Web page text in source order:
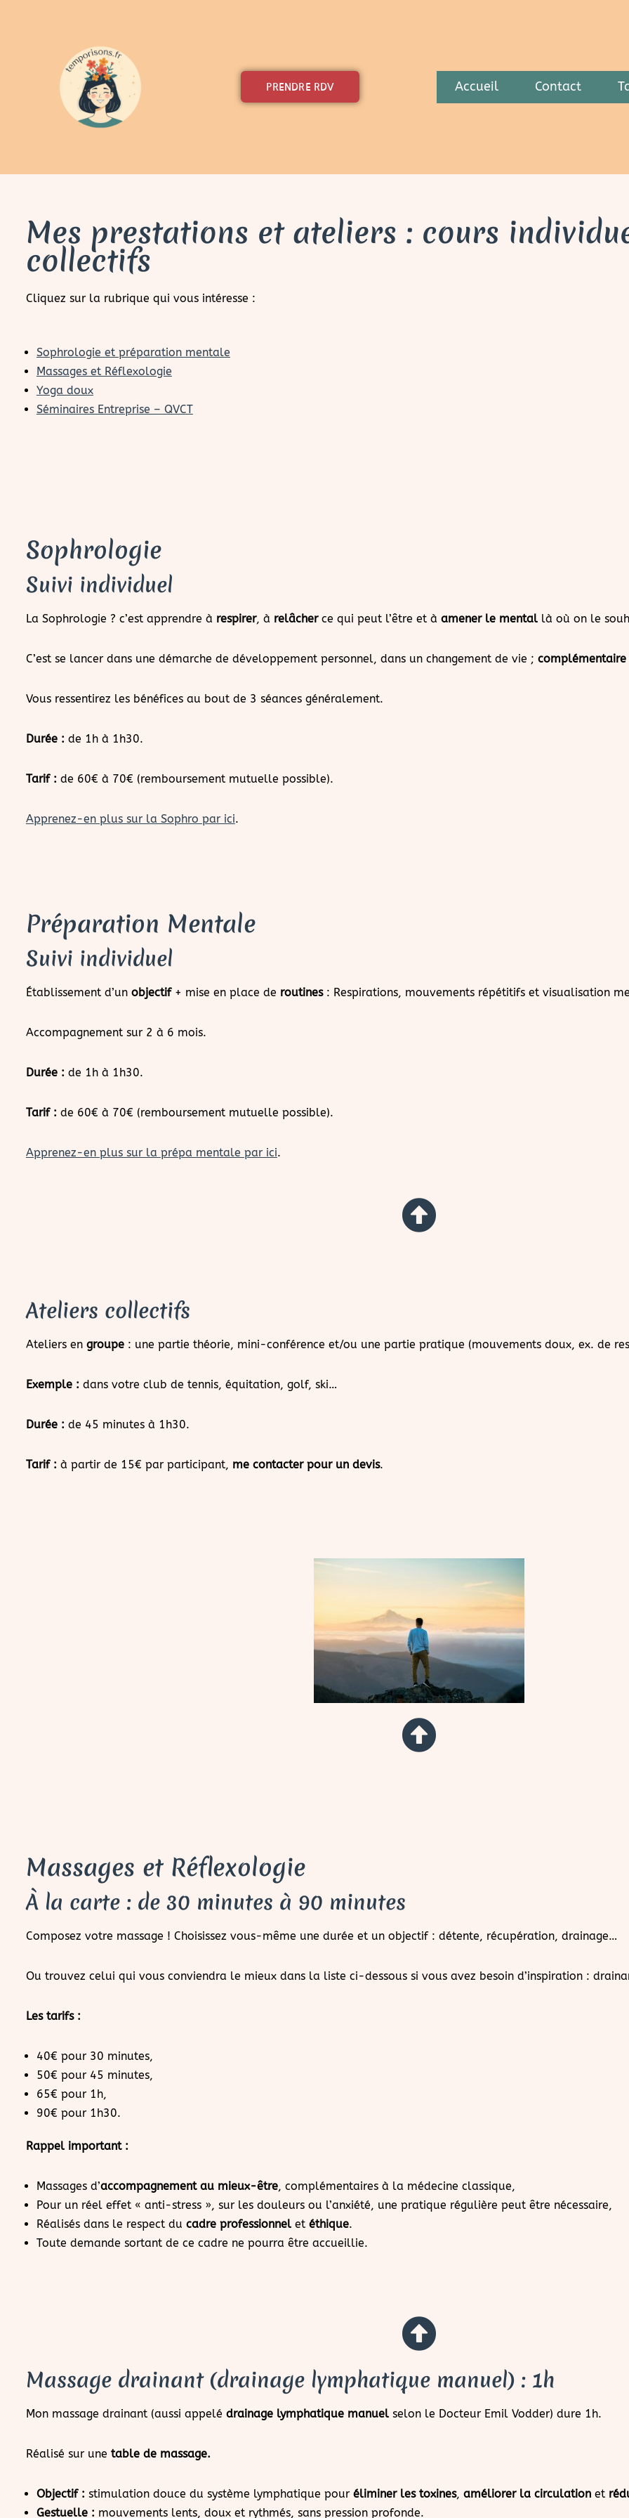
PRENDRE RDV Accueil Contact
Mes prestations et ateliers : cours
collectifs
Cliquez sur la rubrique qui vous intéresse :
Sophrologie et préparation mentale
Massages et Réflexologie
Yoga doux
Séminaires Entreprise – QVCT
Sophrologie
Suivi individuel
La Sophrologie ? c’est apprendre à respirer, à relâcherce qui peut l’être et à amener le mentallà où on le
C’est se lancer dans une démarche de développement personnel, dans un changement de vie ;
Vous ressentirez les bénéfices au bout de 3 séances généralement.
Durée : de 1h à 1h30.
Tarif : de 60€ à 70€ (remboursement mutuelle possible).
Apprenez-en plus sur la Sophro par ici.
Préparation Mentale
Suivi individuel
Établissement d’un objectif+ mise en place de routines: Respirations, mouvements répétitifs et visualisation
Accompagnement sur 2 à 6 mois.
Durée : de 1h à 1h30.
Tarif : de 60€ à 70€ (remboursement mutuelle possible).
Apprenez-en plus sur la prépa mentale par ici.
Ateliers collectifs
Ateliers en groupe: une partie théorie, mini-conférence et/ou une partie pratique (mouvements doux, ex. de
Exemple : dans votre club de tennis, équitation, golf, ski…
Durée : de 45 minutes à 1h30.
Tarif : à partir de 15€ par participant, me contacter pour un devis.
Massages et Réflexologie
À la carte : de 30 minutes à 90 minutes
Composez votre massage ! Choisissez vous-même une durée et un objectif : détente, récupération, drainage…
Ou trouvez celui qui vous conviendra le mieux dans la liste ci-dessous si vous avez besoin d’inspiration :
Les tarifs :
40€ pour 30 minutes,
50€ pour 45 minutes,
65€ pour 1h,
90€ pour 1h30.
Rappel important :
Massages d’accompagnement au mieux-être, complémentaires à la médecine classique,
Pour un réel effet « anti-stress », sur les douleurs ou l’anxiété, une pratique régulière peut être nécessaire,
Réalisés dans le respect du cadre professionnel etéthique.
Toute demande sortant de ce cadre ne pourra être accueillie.
Massage drainant (drainage lymphatique manuel) : 1h
Mon massage drainant (aussi appelé drainage lymphatique manuelselon le Docteur Emil Vodder) dure 1h.
Réalisé sur une table de massage.
Objectif : stimulation douce du système lymphatique pour éliminer les toxines, améliorer la circulationet
Gestuelle : mouvements lents, doux et rythmés, sans pression profonde.